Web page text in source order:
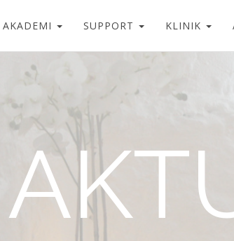
AKADEMI SUPPORT KLINIK